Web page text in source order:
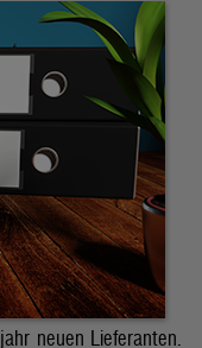
neuen Lieferanten.